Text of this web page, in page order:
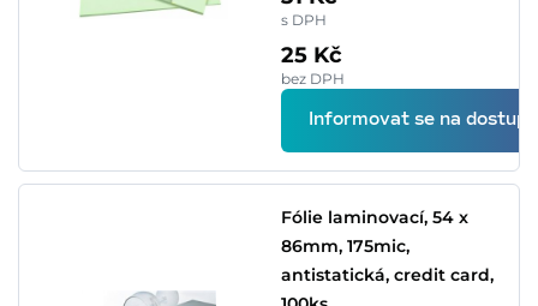
s DPH
25 Kč
bez DPH
Informovat se na
Fólie laminovací, 54 x
86mm, 175mic,
antistatická, credit card,